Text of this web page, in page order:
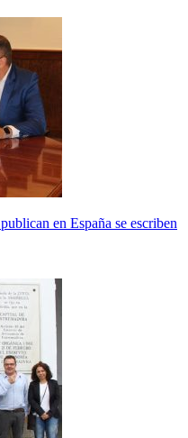
en España se escriben